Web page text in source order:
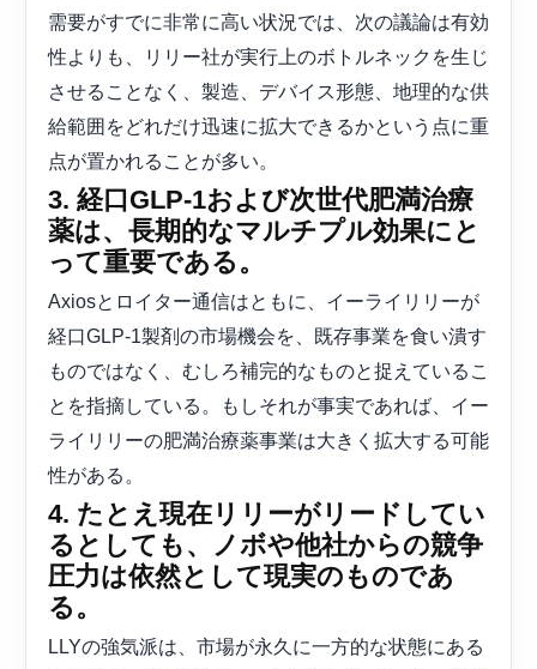
需要がすでに非常に高い状況では、次の議論は有効
性よりも、リリー社が実行上のボトルネックを生じ
させることなく、製造、デバイス形態、地理的な供
給範囲をどれだけ迅速に拡大できるかという点に重
点が置かれることが多い。
3. 経口GLP-1および次世代肥満治療
薬は、長期的なマルチプル効果にと
って重要である。
Axiosとロイター通信はともに、イーライリリーが
経口GLP-1製剤の市場機会を、既存事業を食い潰す
ものではなく、むしろ補完的なものと捉えているこ
とを指摘している。もしそれが事実であれば、イー
ライリリーの肥満治療薬事業は大きく拡大する可能
性がある。
4. たとえ現在リリーがリードしてい
るとしても、ノボや他社からの競争
圧力は依然として現実のものであ
る。
LLYの強気派は、市場が永久に一方的な状態にある